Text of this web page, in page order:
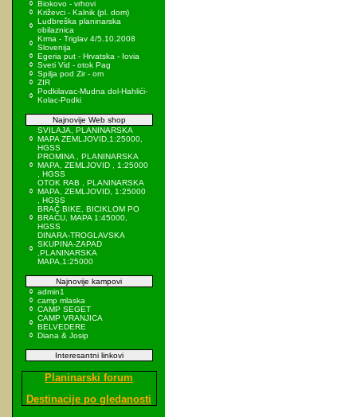
Biokovo - vrhovi
Križevci - Kalnik (pl. dom)
Ludbreška planinarska
obilaznica
Krma - Triglav 4/5.10.2008
Slovenija
Egeria put - Hrvatska - Iovia
Sveti Vid - otok Pag
Spilja pod Zir - om
ZIR
Podkilavac-Mudna dol-Hahlići-
Kolac-Podki
Najnovije Web shop
SVILAJA, PLANINARSKA
MAPA ZEMLJOVID,1:25000,
HGSS
PROMINA , PLANINARSKA
MAPA, ZEMLJOVID , 1:25000
, HGSS
OTOK RAB , PLANINARSKA
MAPA, ZEMLJOVID, 1:25000
, HGSS
BRAČ BIKE, BICIKLOM PO
BRAČU, MAPA 1:45000,
HGSS
DINARA-TROGLAVSKA
SKUPINA-ZAPAD
,PLANINARSKA
MAPA,1:25000
Najnovije kampovi
admin1
camp mlaska
CAMP SEGET
CAMP VRANJICA
BELVEDERE
Diana & Josip
Interesantni linkovi
Planinarski forum
Destinacije po gledanosti